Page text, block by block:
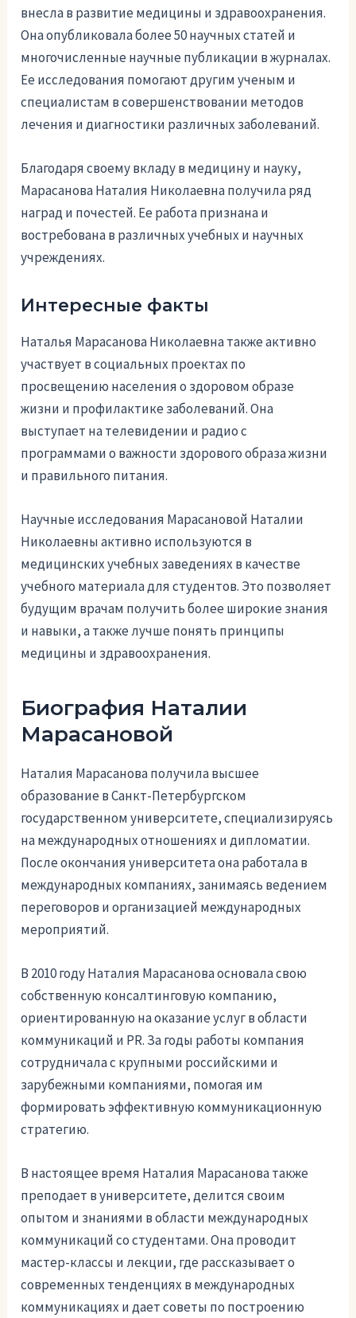
внесла в развитие медицины и здравоохранения.
Она опубликовала более 50 научных статей и
многочисленные научные публикации в журналах.
Ее исследования помогают другим ученым и
специалистам в совершенствовании методов
лечения и диагностики различных заболеваний.
Благодаря своему вкладу в медицину и науку,
Марасанова Наталия Николаевна получила ряд
наград и почестей. Ее работа признана и
востребована в различных учебных и научных
учреждениях.
Интересные факты
Наталья Марасанова Николаевна также активно
участвует в социальных проектах по
просвещению населения о здоровом образе
жизни и профилактике заболеваний. Она
выступает на телевидении и радио с
программами о важности здорового образа жизни
и правильного питания.
Научные исследования Марасановой Наталии
Николаевны активно используются в
медицинских учебных заведениях в качестве
учебного материала для студентов. Это позволяет
будущим врачам получить более широкие знания
и навыки, а также лучше понять принципы
медицины и здравоохранения.
Биография Наталии
Марасановой
Наталия Марасанова получила высшее
образование в Санкт-Петербургском
государственном университете, специализируясь
на международных отношениях и дипломатии.
После окончания университета она работала в
международных компаниях, занимаясь ведением
переговоров и организацией международных
мероприятий.
В 2010 году Наталия Марасанова основала свою
собственную консалтинговую компанию,
ориентированную на оказание услуг в области
коммуникаций и PR. За годы работы компания
сотрудничала с крупными российскими и
зарубежными компаниями, помогая им
формировать эффективную коммуникационную
стратегию.
В настоящее время Наталия Марасанова также
преподает в университете, делится своим
опытом и знаниями в области международных
коммуникаций со студентами. Она проводит
мастер-классы и лекции, где рассказывает о
современных тенденциях в международных
коммуникациях и дает советы по построению